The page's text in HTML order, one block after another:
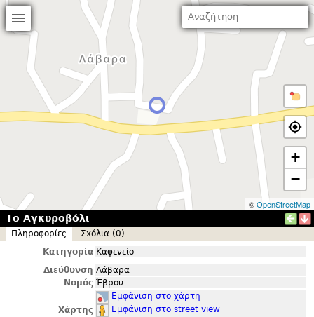
+
−
©OpenStreetMap
Το Αγκυροβόλι
Πληροφορίες
Σxόλια (0)
Κατηγορία Καφενείο
Διεύθυνση Λάβαρα
Νομός Έβρου
Χάρτης
Εμφάνιση στο χάρτη
Εμφάνιση στο street view